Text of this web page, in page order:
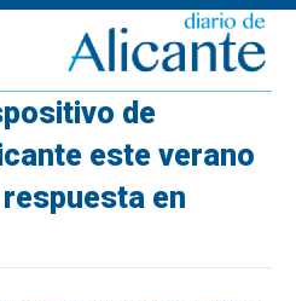
de
este verano
en